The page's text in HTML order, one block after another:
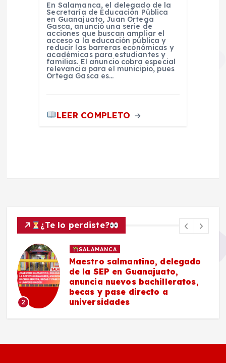
En Salamanca, el delegado de la
Secretaría de Educación Pública
en Guanajuato, Juan Ortega
Gasca, anunció una serie de
acciones que buscan ampliar el
acceso a la educación pública y
reducir las barreras económicas y
académicas para estudiantes y
familias. El anuncio cobra especial
relevancia para el municipio, pues
Ortega Gasca es…
LEER COMPLETO
¿Te lo perdiste?
2
SALAMANCA
Maestro salmantino, delegado
de la SEP en Guanajuato,
anuncia nuevos bachilleratos,
becas y pase directo a
universidades